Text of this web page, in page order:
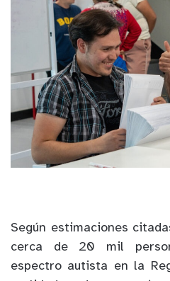
Según estimaciones
cerca de 20 mil
espectro autista en la